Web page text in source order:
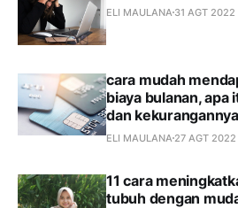
ELI MAULANA 31 AGT 2022
cara mudah
biaya bulanan, apa
dan
ELI MAULANA 27 AGT 2022
11 cara
tubuh dengan